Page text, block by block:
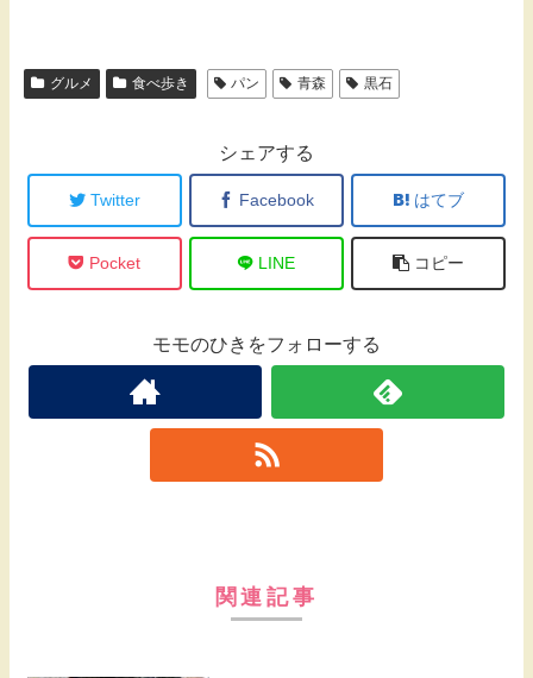
グルメ 食べ歩き パン 青森 黒石
シェアする
Twitter Facebook はてブ
Pocket LINE コピー
モモのひきをフォローする
関連記事